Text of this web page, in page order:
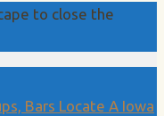
to close the
Bars Locate A Iowa